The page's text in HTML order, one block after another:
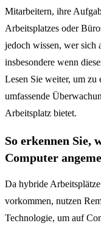
Mitarbeitern, ihre
Arbeitsplatzes oder
jedoch wissen, wer sich
insbesondere wenn
Lesen Sie weiter, um zu
umfassende
Arbeitsplatz bietet.
So erkennen Sie,
Computer
Da hybride
vorkommen, nutzen
Technologie, um auf